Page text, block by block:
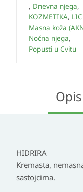
, Dnevna njega,
KOZMETIKA,
Masna koža
Noćna njega,
Popusti u Cvitu
Opis
HIDRIRA
Kremasta,
sastojcima.